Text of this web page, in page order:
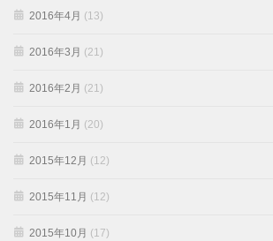
2016年4月 (13)
2016年3月 (21)
2016年2月 (21)
2016年1月 (20)
2015年12月 (12)
2015年11月 (12)
2015年10月 (17)